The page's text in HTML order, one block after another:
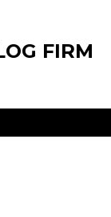
FIRM